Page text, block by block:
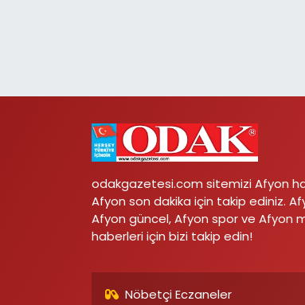
odakgazetesi.com sitemizi Afyon
Afyon son dakika için takip ediniz.
Afyon güncel, Afyon spor ve Afyon
haberleri için bizi takip edin!
Nöbetçi Eczaneler